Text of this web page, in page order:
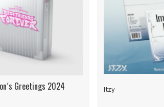
Greetings 2024 Itzy